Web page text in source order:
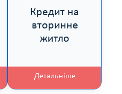
Кредит на
вторинне
житло
Детальніше